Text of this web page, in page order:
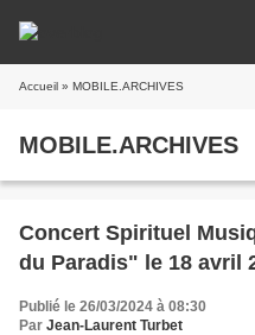
Accueil » MOBILE.ARCHIVES
MOBILE.ARCHIVES
Concert Spirituel
du Paradis" le 18 avril
Publié le 26/03/2024 à 08:30
Par Jean-Laurent Turbet